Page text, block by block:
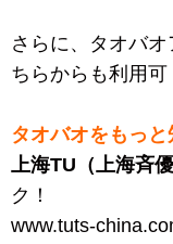
さらに、タオバ
ちらからも利用可
タオバオをもっ
上海TU（上海斉
ク！
www.tuts-